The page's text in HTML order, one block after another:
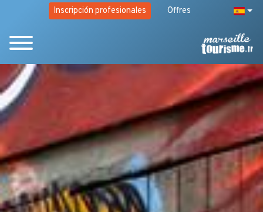
Inscripción profesionales Offres